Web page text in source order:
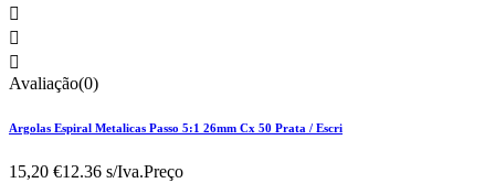



Avaliação(0)
Argolas Espiral Metalicas Passo 5:1 26mm Cx 50 Prata / Escri
15,20 €12.36 s/Iva.Preço